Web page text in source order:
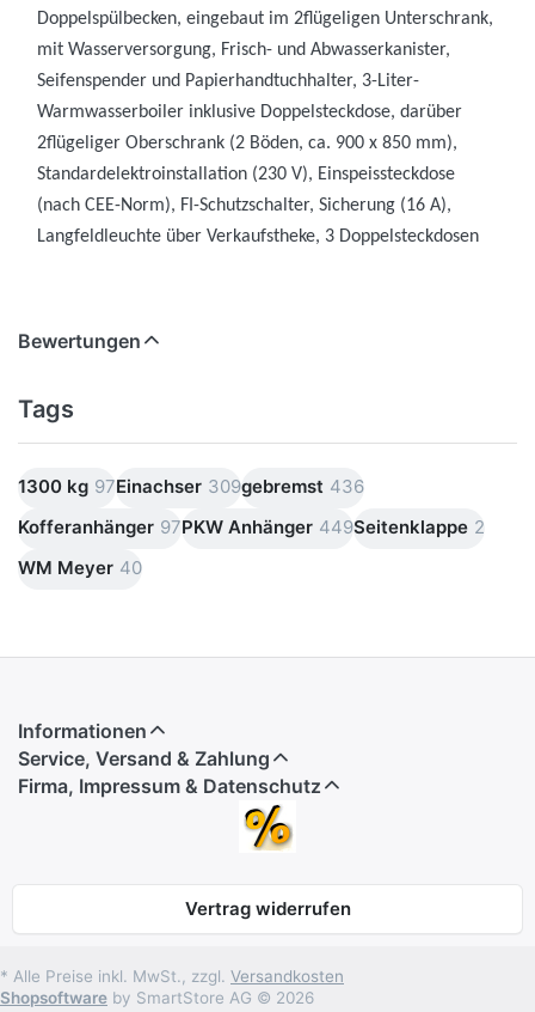
Doppelspülbecken, eingebaut im 2flügeligen Unterschrank,
mit Wasserversorgung, Frisch- und Abwasserkanister,
Seifenspender und Papierhandtuchhalter, 3-Liter-
Warmwasserboiler inklusive Doppelsteckdose, darüber
2flügeliger Oberschrank (2 Böden, ca. 900 x 850 mm),
Standardelektroinstallation (230 V), Einspeissteckdose
(nach CEE-Norm), FI-Schutzschalter, Sicherung (16 A),
Langfeldleuchte über Verkaufstheke, 3 Doppelsteckdosen
Bewertungen
Tags
1300 kg 97Einachser 309gebremst 436
Kofferanhänger 97PKW Anhänger 449Seitenklappe 2
WM Meyer 40
Informationen
Service, Versand & Zahlung
Firma, Impressum & Datenschutz
Vertrag widerrufen
* Alle Preise inkl. MwSt., zzgl. Versandkosten
Shopsoftware by SmartStore AG © 2026